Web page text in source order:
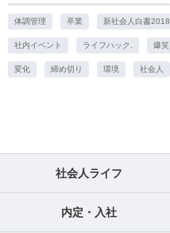
体調管理 卒業 新社会人白書2018
社内イベント ライフハック. 爆笑
変化 締め切り 環境 社会人
社会人ライフ
内定・入社